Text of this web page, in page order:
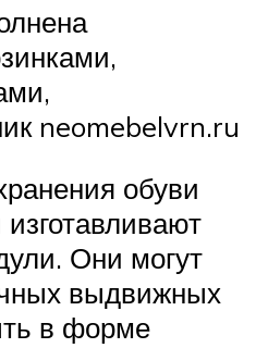
neomebelvrn.ru
обуви
Они могут
выдвижных
в форме